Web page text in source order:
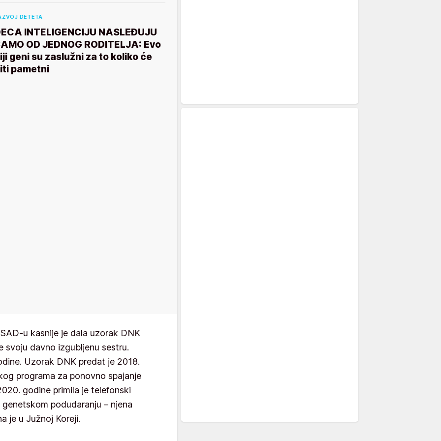
DETETA
INTELIGENCIJU NASLEĐUJU
OD JEDNOG RODITELJA: Evo
geni su zaslužni za to koliko će
pametni
u kasnije je dala uzorak DNK
svoju davno izgubljenu sestru.
Uzorak DNK predat je 2018.
programa za ponovno spajanje
godine primila je telefonski
podudaranju – njena
je u Južnoj Koreji.